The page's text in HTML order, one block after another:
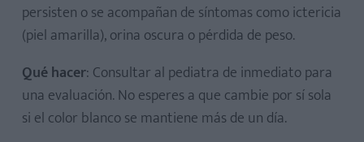
persisten o se acompañan de síntomas como ictericia
(piel amarilla), orina oscura o pérdida de peso.
Qué hacer: Consultar al pediatra de inmediato para
una evaluación. No esperes a que cambie por sí sola
si el color blanco se mantiene más de un día.